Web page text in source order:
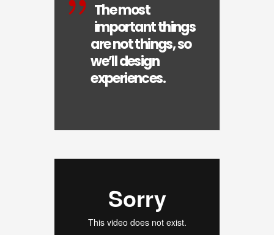
The most
important things
are not things, so
we’ll design
experiences.